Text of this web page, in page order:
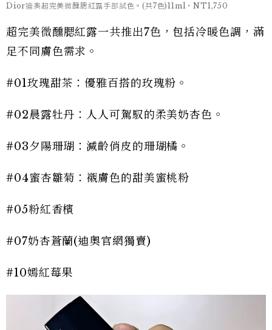
Dior迪奧超完美微醺腮紅露手部試色。(共7色)11ml，NT1,750
超完美微醺腮紅露一共推出7色，包括冷暖色調，滿
足不同膚色需求。
#01玫瑰甜茶：優雅百搭的玫瑰粉。
#02晨露牡丹：人人可駕馭的柔美奶杏色。
#03夕陽珊瑚：減齡俏皮的珊瑚橘。
#04蜜杏雛菊：襯膚色的甜美蜜桃粉
#05粉紅香檳
#07奶杏蒼蘭(迪奧官網獨賣)
#10嫣紅莓果